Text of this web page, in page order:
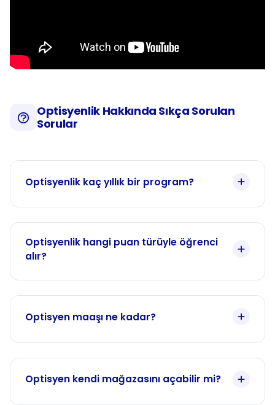
Optisyenlik Hakkında Sıkça Sorulan
Sorular
Optisyenlik kaç yıllık bir program?
Optisyenlik hangi puan türüyle öğrenci
alır?
Optisyen maaşı ne kadar?
Optisyen kendi mağazasını açabilir mi?